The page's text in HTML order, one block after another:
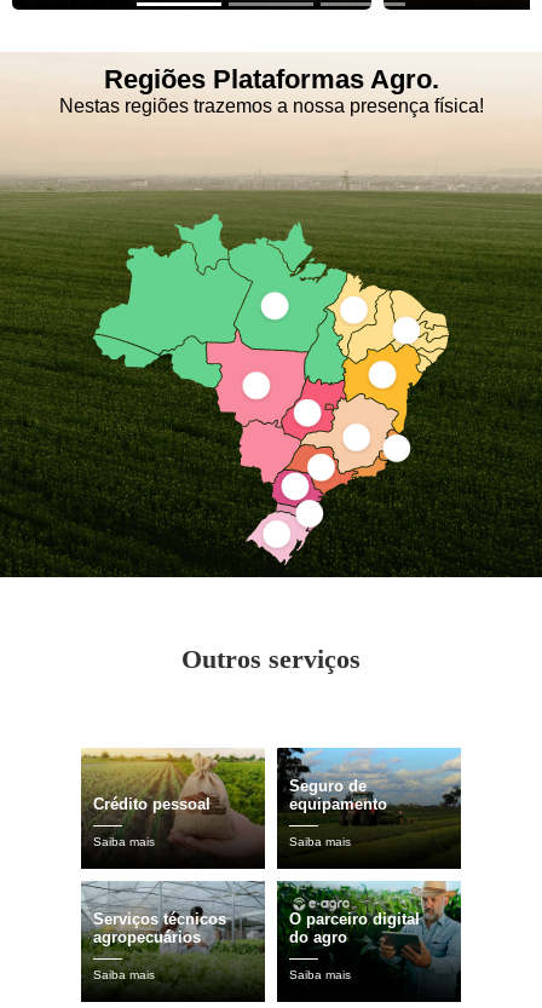
Regiões Plataformas Agro.
Nestas regiões trazemos a nossa presença física!
Outros serviços
Crédito pessoal
Saiba mais
Seguro de
equipamento
Saiba mais
Serviços técnicos
agropecuários
Saiba mais
O parceiro digital
do agro
Saiba mais